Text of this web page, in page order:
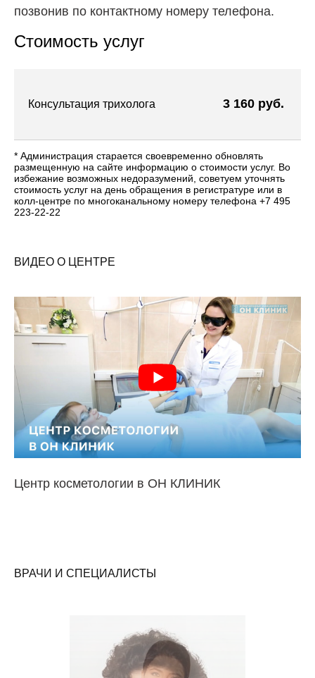
позвонив по контактному номеру телефона.
Стоимость услуг
Консультация трихолога 3 160 руб.
* Администрация старается своевременно обновлять
размещенную на сайте информацию о стоимости услуг. Во
избежание возможных недоразумений, советуем уточнять
стоимость услуг на день обращения в регистратуре или в
колл-центре по многоканальному номеру телефона +7 495
223-22-22
ВИДЕО О ЦЕНТРЕ
Центр косметологии в ОН КЛИНИК
ВРАЧИ И СПЕЦИАЛИСТЫ